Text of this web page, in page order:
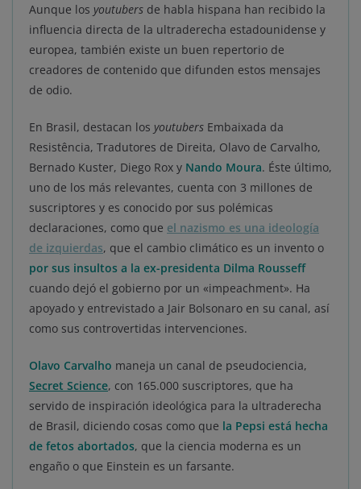
Aunque los youtubers de habla hispana han recibido la
influencia directa de la ultraderecha estadounidense y
europea, también existe un buen repertorio de
creadores de contenido que difunden estos mensajes
de odio.
En Brasil, destacan los youtubers Embaixada da
Resistência, Tradutores de Direita, Olavo de Carvalho,
Bernado Kuster, Diego Rox y Nando Moura. Éste último,
uno de los más relevantes, cuenta con 3 millones de
suscriptores y es conocido por sus polémicas
declaraciones, como que el nazismo es una ideología
de izquierdas, que el cambio climático es un invento o
por sus insultos a la ex-presidenta Dilma Rousseff
cuando dejó el gobierno por un «impeachment». Ha
apoyado y entrevistado a Jair Bolsonaro en su canal, así
como sus controvertidas intervenciones.
Olavo Carvalho maneja un canal de pseudociencia,
Secret Science, con 165.000 suscriptores, que ha
servido de inspiración ideológica para la ultraderecha
de Brasil, diciendo cosas como que la Pepsi está hecha
de fetos abortados, que la ciencia moderna es un
engaño o que Einstein es un farsante.